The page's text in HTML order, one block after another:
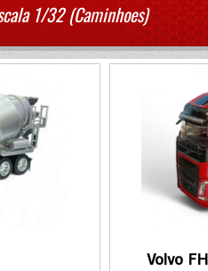
1/32 (Caminhoes)
Volvo